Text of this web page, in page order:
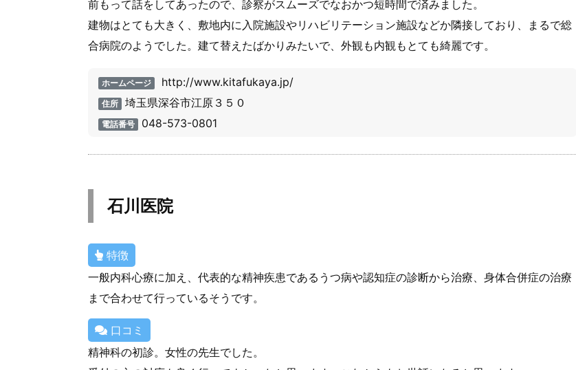
前もって話をしてあったので、診察がスムーズでなおかつ短時間で済みました。
建物はとても大きく、敷地内に入院施設やリハビリテーション施設などか隣接しており、まるで総
合病院のようでした。建て替えたばかりみたいで、外観も内観もとても綺麗です。
ホームページ http://www.kitafukaya.jp/
住所 埼玉県深谷市江原３５０
電話番号 048-573-0801
石川医院
特徴
一般内科心療に加え、代表的な精神疾患であるうつ病や認知症の診断から治療、身体合併症の治療
まで合わせて行っているそうです。
口コミ
精神科の初診。女性の先生でした。